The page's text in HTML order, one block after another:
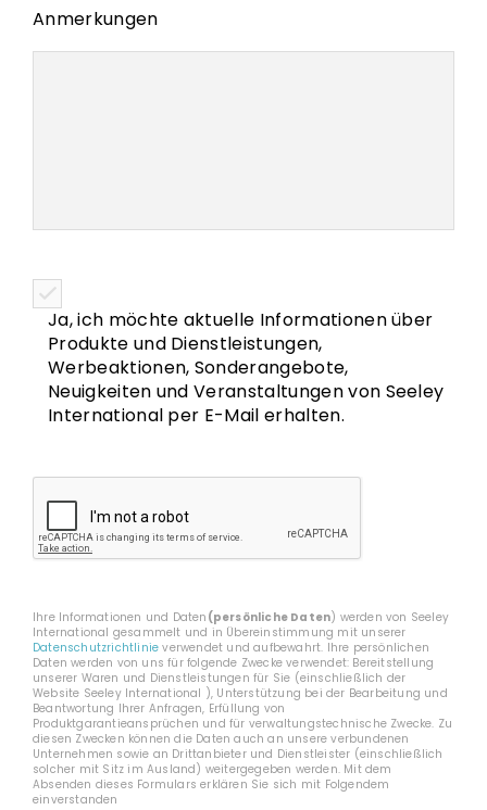
Anmerkungen
Ja, ich möchte aktuelle Informationen über
Produkte und Dienstleistungen,
Werbeaktionen, Sonderangebote,
Neuigkeiten und Veranstaltungen von Seeley
International per E-Mail erhalten.
Ihre Informationen und Daten (persönliche Daten) werden von Seeley
International gesammelt und in Übereinstimmung mit unserer
Datenschutzrichtlinie verwendet und aufbewahrt. Ihre persönlichen
Daten werden von uns für folgende Zwecke verwendet: Bereitstellung
unserer Waren und Dienstleistungen für Sie (einschließlich der
Website Seeley International ), Unterstützung bei der Bearbeitung und
Beantwortung Ihrer Anfragen, Erfüllung von
Produktgarantieansprüchen und für verwaltungstechnische Zwecke. Zu
diesen Zwecken können die Daten auch an unsere verbundenen
Unternehmen sowie an Drittanbieter und Dienstleister (einschließlich
solcher mit Sitz im Ausland) weitergegeben werden. Mit dem
Absenden dieses Formulars erklären Sie sich mit Folgendem
einverstanden